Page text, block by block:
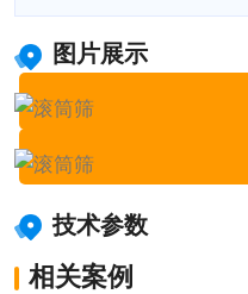
图片展示
技术参数
相关案例